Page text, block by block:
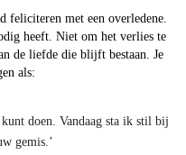
feliciteren met een overledene.
heeft. Niet om het verlies te
de liefde die blijft bestaan. Je
als:
doen. Vandaag sta ik stil bij
gemis.’